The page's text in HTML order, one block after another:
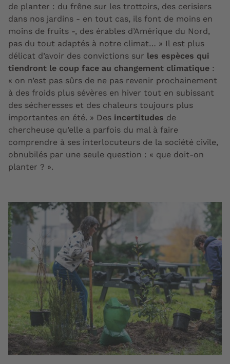
de planter : du frêne sur les trottoirs, des cerisiers
dans nos jardins - en tout cas, ils font de moins en
moins de fruits -, des érables d’Amérique du Nord,
pas du tout adaptés à notre climat… » Il est plus
délicat d’avoir des convictions sur les espèces qui
tiendront le coup face au changement climatique :
« on n’est pas sûrs de ne pas revenir prochainement
à des froids plus sévères en hiver tout en subissant
des sécheresses et des chaleurs toujours plus
importantes en été. » Des incertitudes de
chercheuse qu’elle a parfois du mal à faire
comprendre à ses interlocuteurs de la société civile,
obnubilés par une seule question : « que doit-on
planter ? ».